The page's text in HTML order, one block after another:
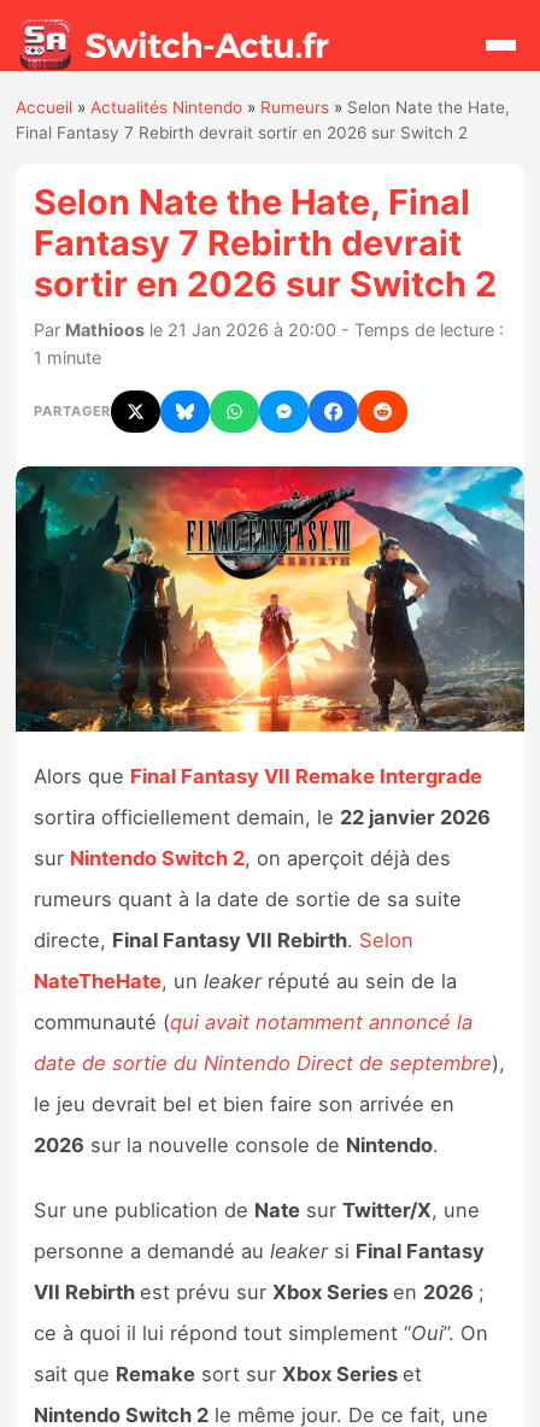
Rechercher
Actualités
Jeux
Hardware
Mises à jour
Chiffres de ventes
Rumeurs
Nintendo Direct
Tests et previews
Tests de jeux
Tests d’accessoires
Previews
Précommandes
Précommandes jeux Switch 2
Sorties de jeux
Guides
Accueil »Actualités Nintendo » Rumeurs » Selon Nate the Hate,
Final Fantasy 7 Rebirth devrait sortir en 2026 sur Switch 2
Selon Nate the Hate, Final
Fantasy 7 Rebirth devrait
sortir en 2026 sur Switch 2
Par Mathioos le 21 Jan 2026 à 20:00 - Temps de lecture :
1 minute
PARTAGER
Alors que Final Fantasy VII Remake Intergrade
sortira officiellement demain, le 22 janvier 2026
sur Nintendo Switch 2, on aperçoit déjà des
rumeurs quant à la date de sortie de sa suite
directe, Final Fantasy VII Rebirth. Selon
NateTheHate, unleakerréputé au sein de la
communauté (qui avait notamment annoncé la
date de sortie du Nintendo Direct de septembre),
le jeu devrait bel et bien faire son arrivée en
2026 sur la nouvelle console de Nintendo.
Sur une publication de Nate surTwitter/X, une
personne a demandé auleakersi Final Fantasy
VII Rebirthest prévu surXbox Seriesen 2026 ;
ce à quoi il lui répond tout simplement “Oui”. On
sait que Remake sort surXbox Serieset
Nintendo Switch 2 le même jour. De ce fait, une